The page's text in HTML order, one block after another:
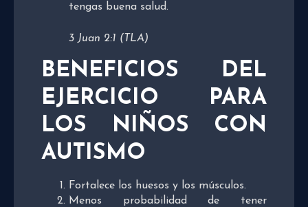
tengas buena salud.
3 Juan 2:1 (TLA)
BENEFICIOS DEL
EJERCICIO PARA
LOS NIÑOS CON
AUTISMO
Fortalece los huesos y los músculos.
Menos probabilidad de tener